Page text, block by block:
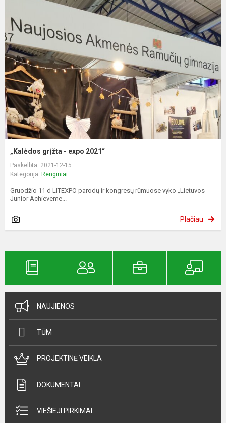
„Kalėdos grįžta - expo 2021“
Paskelbta: 2021-12-15
Kategorija: Renginiai
Gruodžio 11 d LITEXPO parodų ir kongresų rūmuose vyko „Lietuvos
Junior Achieveme...
Plačiau
NAUJIENOS
TŪM
PROJEKTINĖ VEIKLA
DOKUMENTAI
VIEŠIEJI PIRKIMAI